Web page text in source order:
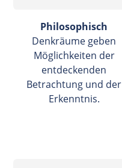
Philosophisch
Denkräume geben
Möglichkeiten der
entdeckenden
Betrachtung und der
Erkenntnis.